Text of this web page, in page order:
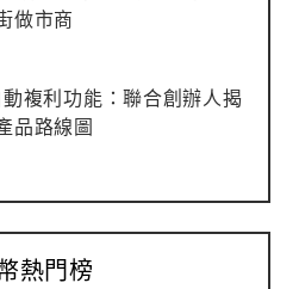
做市商
複利功能：聯合創辦人揭
品路線圖
熱門榜